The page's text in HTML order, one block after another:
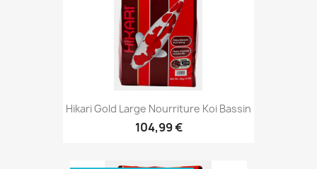
Hikari Gold Large Nourriture Koi Bassin
104,99 €